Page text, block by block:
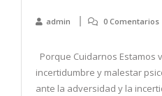
admin 0 Comentarios
Porque Cuidarnos
incertidumbre y malestar
ante la adversidad y la